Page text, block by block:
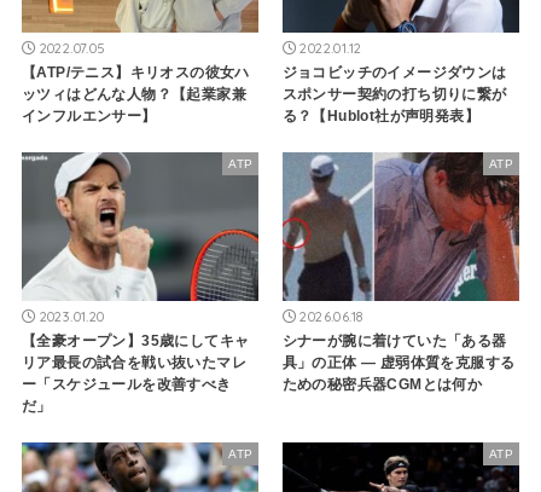
2022.07.05
【ATP/テニス】キリオスの彼女ハ
ッツィはどんな人物？【起業家兼
インフルエンサー】
2022.01.12
ジョコビッチのイメージダウンは
スポンサー契約の打ち切りに繋が
る？【Hublot社が声明発表】
ATP
2023.01.20
【全豪オープン】35歳にしてキャ
リア最長の試合を戦い抜いたマレ
ー「スケジュールを改善すべき
だ」
ATP
2026.06.18
シナーが腕に着けていた「ある器
具」の正体 ― 虚弱体質を克服する
ための秘密兵器CGMとは何か
ATP ATP